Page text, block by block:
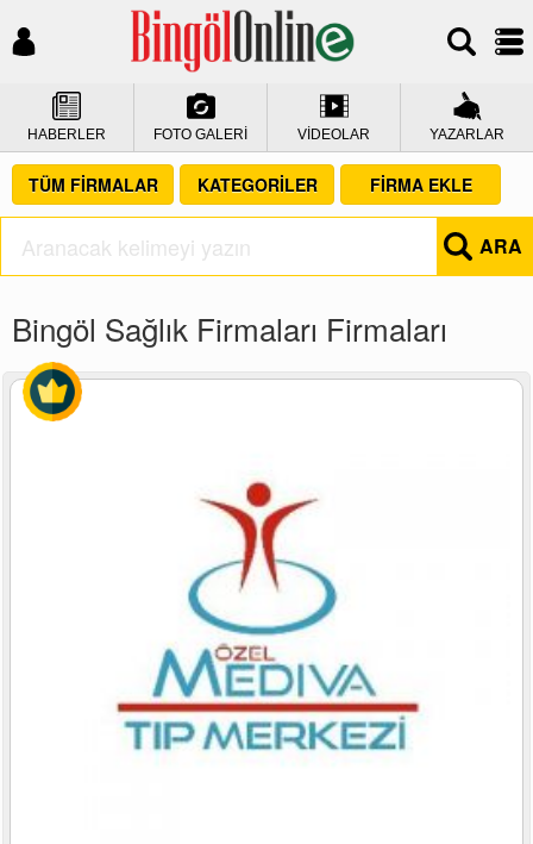
HABERLER FOTO GALERİ VİDEOLAR YAZARLAR
TÜM FİRMALAR KATEGORİLER FİRMA EKLE
ARA
Bingöl Sağlık Firmaları Firmaları